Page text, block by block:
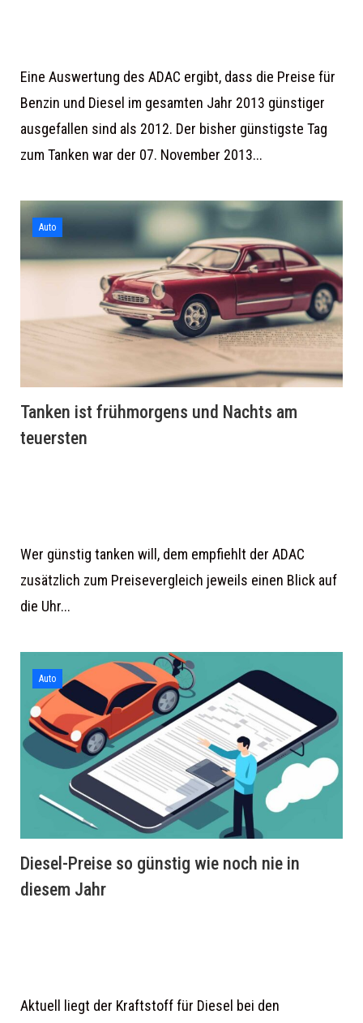
Eine Auswertung des ADAC ergibt, dass die Preise für
Benzin und Diesel im gesamten Jahr 2013 günstiger
ausgefallen sind als 2012. Der bisher günstigste Tag
zum Tanken war der 07. November 2013...
Auto
Tanken ist frühmorgens und Nachts am
teuersten
Wer günstig tanken will, dem empfiehlt der ADAC
zusätzlich zum Preisevergleich jeweils einen Blick auf
die Uhr...
Auto
Diesel-Preise so günstig wie noch nie in
diesem Jahr
Aktuell liegt der Kraftstoff für Diesel bei den